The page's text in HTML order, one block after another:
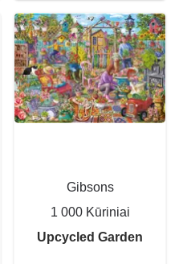
Gibsons
1 000 Kūriniai
Upcycled Garden